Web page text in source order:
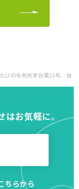
びの令和元年台風15号、台
お気軽に。
ちらから